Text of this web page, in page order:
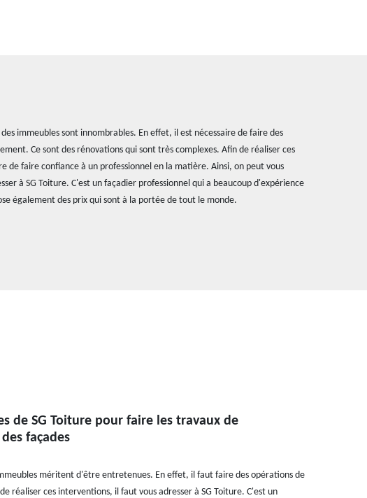
immeubles sont innombrables. En effet, il est nécessaire de faire des
Ce sont des rénovations qui sont très complexes. Afin de réaliser ces
de faire confiance à un professionnel en la matière. Ainsi, on peut vous
à SG Toiture. C'est un façadier professionnel qui a beaucoup d'expérience
également des prix qui sont à la portée de tout le monde.
de SG Toiture pour faire les travaux de
façades
méritent d'être entretenues. En effet, il faut faire des opérations de
réaliser ces interventions, il faut vous adresser à SG Toiture. C'est un